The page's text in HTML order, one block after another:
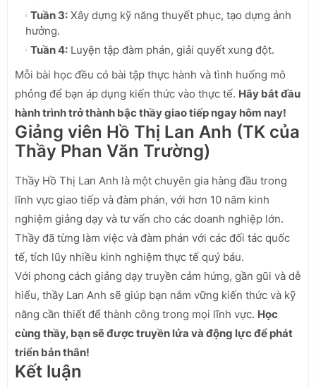
Tuần 3: Xây dựng kỹ năng thuyết phục, tạo dựng ảnh
hưởng.
Tuần 4: Luyện tập đàm phán, giải quyết xung đột.
Mỗi bài học đều có bài tập thực hành và tình huống mô
phỏng để bạn áp dụng kiến thức vào thực tế. Hãy bắt đầu
hành trình trở thành bậc thầy giao tiếp ngay hôm nay!
Giảng viên Hồ Thị Lan Anh (TK của
Thầy Phan Văn Trường)
Thầy Hồ Thị Lan Anh là một chuyên gia hàng đầu trong
lĩnh vực giao tiếp và đàm phán, với hơn 10 năm kinh
nghiệm giảng dạy và tư vấn cho các doanh nghiệp lớn.
Thầy đã từng làm việc và đàm phán với các đối tác quốc
tế, tích lũy nhiều kinh nghiệm thực tế quý báu.
Với phong cách giảng dạy truyền cảm hứng, gần gũi và dễ
hiểu, thầy Lan Anh sẽ giúp bạn nắm vững kiến thức và kỹ
năng cần thiết để thành công trong mọi lĩnh vực. Học
cùng thầy, bạn sẽ được truyền lửa và động lực để phát
triển bản thân!
Kết luận